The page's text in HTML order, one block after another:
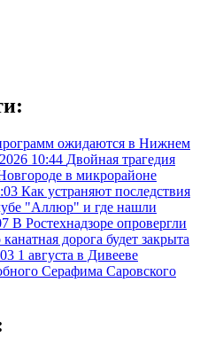
ожидаются в Нижнем
10:44 Двойная трагедия
в микрорайоне
Как устраняют последствия
"Аллюр" и где нашли
В Ростехнадзоре опровергли
дорога будет закрыта
1 августа в Дивееве
Серафима Саровского